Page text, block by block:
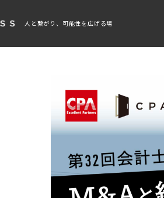
人と繋がり、可能性を広げる場